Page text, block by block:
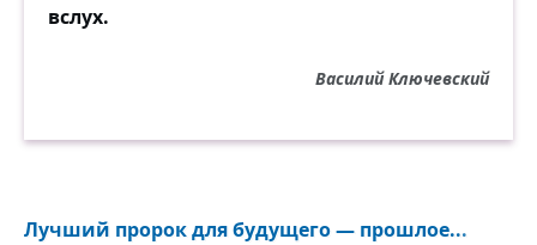
вслух.
Василий Ключевский
Лучший пророк для будущего — прошлое...